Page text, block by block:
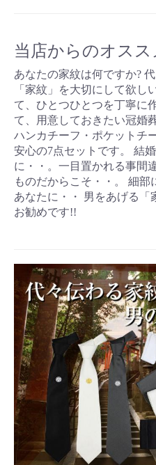
当店からのオス
あなたの家紋は何ですか?
「家紋」を大切にして欲し
て、ひとつひとつを丁寧に
て、用意しておきたい冠婚
ハンカチーフ・ポケットチ
安心の7点セットです。 結
に・・。一目置かれる事間
ものだからこそ・・。 細
あなたに・・ 男をあげる
お勧めです!!